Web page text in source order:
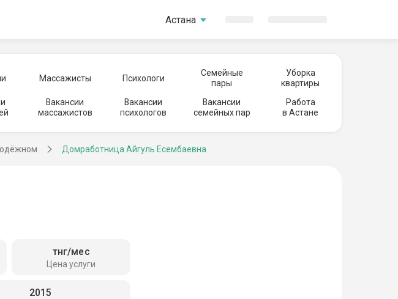
Астана
Массажисты Психологи
Семейные
пары
Уборка
квартиры
Вакансии
массажистов
Вакансии
психологов
Вакансии
семейных пар
Работа
в Астане
Домработница Айгуль Есембаевна
Цена услуги
тнг/мес
2015